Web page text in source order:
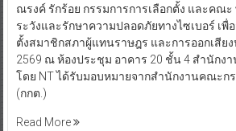
ณรงค์ รักร้อย กรรมการการเลือกตั้ง และคณ
ระวังและรักษาความปลอดภัยทางไซเบอร์ เ
ตั้งสมาชิกสภาผู้แทนราษฎร และการออกเสีย
2569 ณ ห้องประชุม อาคาร 20 ชั้น 4 สำนั
โดย NT ได้รับมอบหมายจากสำนักงานคณะกร
(กกต.)
Read More